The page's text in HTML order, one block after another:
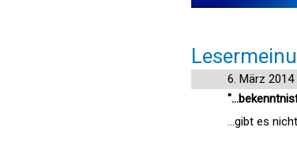
6. März 2014
...gibt es